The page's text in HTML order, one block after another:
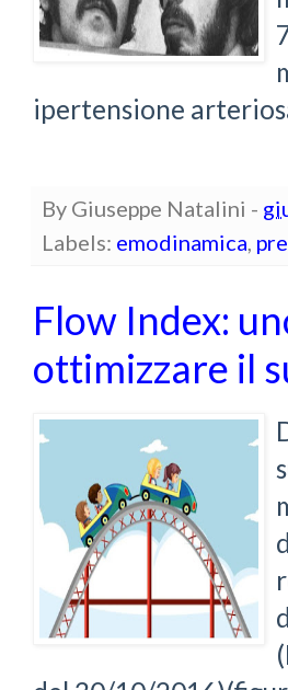
ipertensione
By Giuseppe Natalini -
Labels: emodinamica,
Flow Index:
ottimizzare il